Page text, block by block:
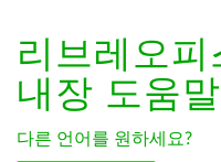
리브레오피
내장 도움말
다른 언어를 원하세요?